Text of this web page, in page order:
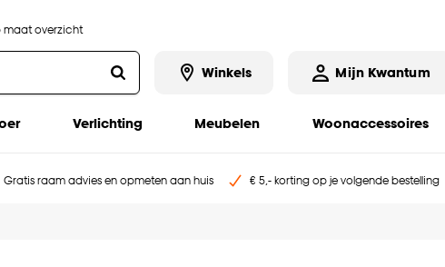
maat overzicht
Winkels Mijn Kwantum
Verlichting Meubelen Woonaccessoires
Gratis raam advies en opmeten aan huis € 5,- korting op je volgende bestelling